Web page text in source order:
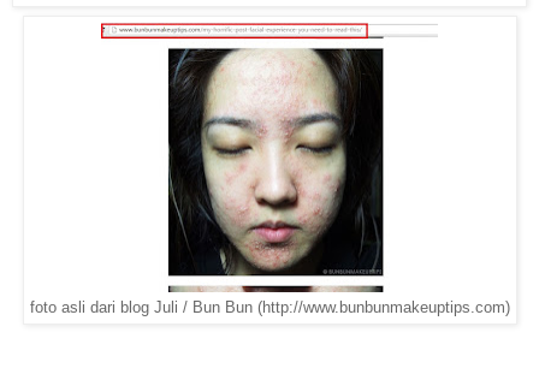
foto asli dari blog Juli / Bun Bun (http://www.bunbunmakeuptips.com)